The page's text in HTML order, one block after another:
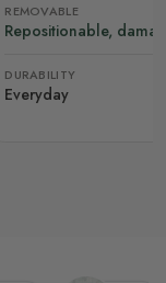
REMOVABLE
Repositionable,
DURABILITY
Everyday